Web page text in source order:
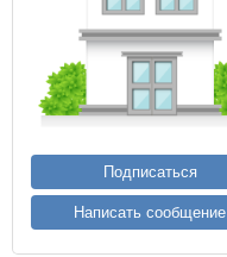
Подписаться
Написать сообщение